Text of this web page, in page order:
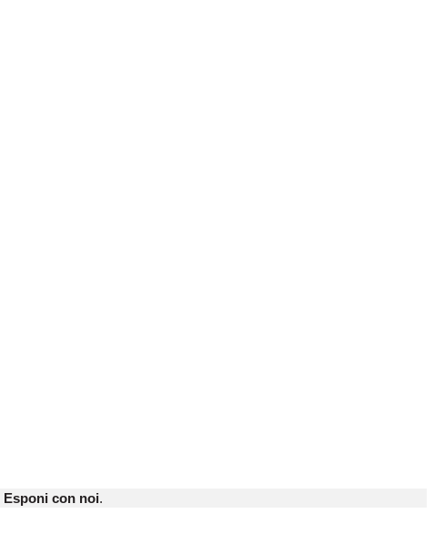
Esponi con noi.